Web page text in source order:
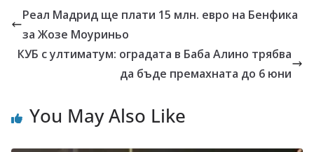
Реал Мадрид ще плати 15 млн. евро на Бенфика
за Жозе Моуриньо
КУБ с ултиматум: оградата в Баба Алино трябва
да бъде премахната до 6 юни
You May Also Like